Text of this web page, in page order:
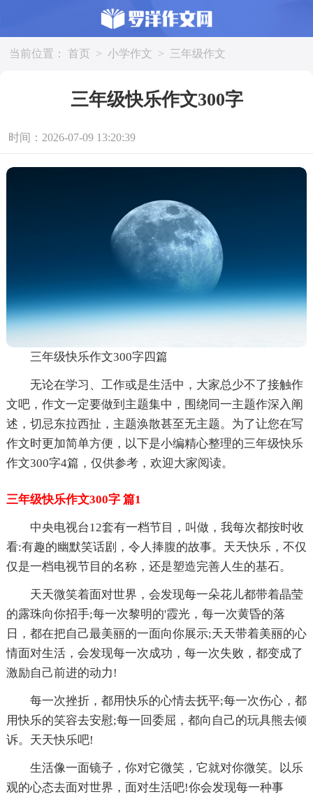
当前位置： 首页 > 小学作文 > 三年级作文
三年级快乐作文300字
时间：2026-07-09 13:20:39
三年级快乐作文300字四篇
无论在学习、工作或是生活中，大家总少不了接触作
文吧，作文一定要做到主题集中，围绕同一主题作深入阐
述，切忌东拉西扯，主题涣散甚至无主题。为了让您在写
作文时更加简单方便，以下是小编精心整理的三年级快乐
作文300字4篇，仅供参考，欢迎大家阅读。
三年级快乐作文300字 篇1
中央电视台12套有一档节目，叫做，我每次都按时收
看:有趣的幽默笑话剧，令人捧腹的故事。天天快乐，不仅
仅是一档电视节目的名称，还是塑造完善人生的基石。
天天微笑着面对世界，会发现每一朵花儿都带着晶莹
的露珠向你招手;每一次黎明的'霞光，每一次黄昏的落
日，都在把自己最美丽的一面向你展示;天天带着美丽的心
情面对生活，会发现每一次成功，每一次失败，都变成了
激励自己前进的动力!
每一次挫折，都用快乐的心情去抚平;每一次伤心，都
用快乐的笑容去安慰;每一回委屈，都向自己的玩具熊去倾
诉。天天快乐吧!
生活像一面镜子，你对它微笑，它就对你微笑。以乐
观的心态去面对世界，面对生活吧!你会发现每一种事